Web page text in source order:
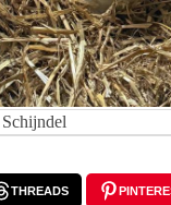
THREADS